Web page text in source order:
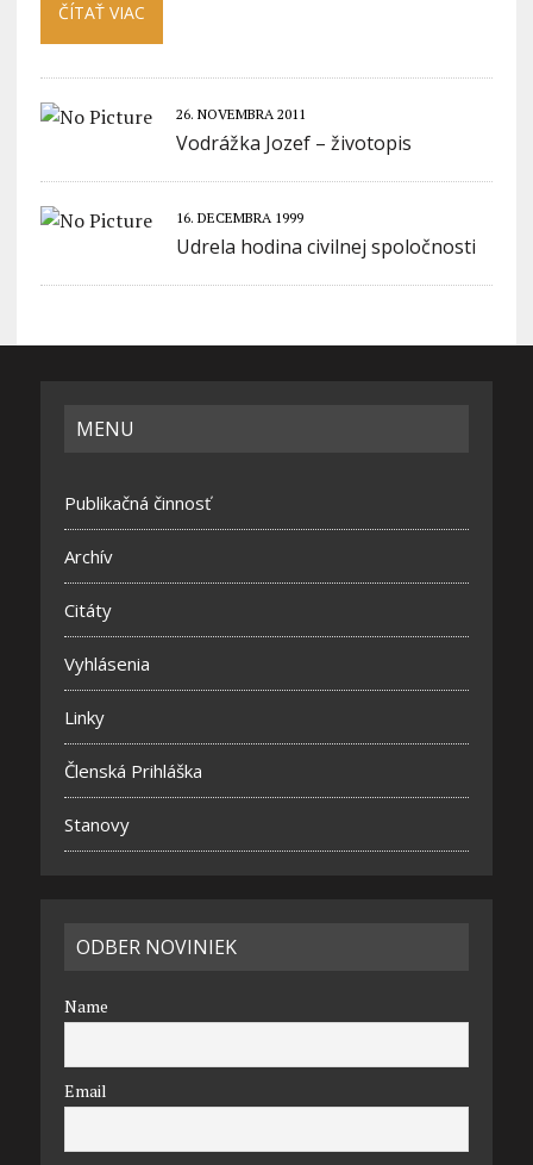
ČÍTAŤ VIAC
26. NOVEMBRA 2011
Vodrážka Jozef – životopis
16. DECEMBRA 1999
Udrela hodina civilnej spoločnosti
MENU
Publikačná činnosť
Archív
Citáty
Vyhlásenia
Linky
Členská Prihláška
Stanovy
ODBER NOVINIEK
Name
Email